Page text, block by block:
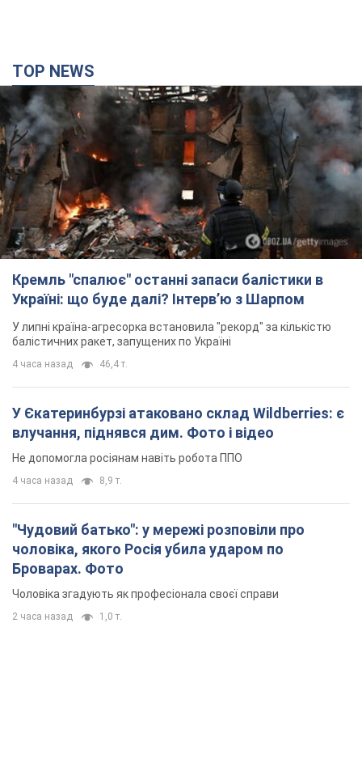
TOP NEWS
Кремль "спалює" останні запаси балістики в
Україні: що буде далі? Інтерв’ю з Шарпом
У липні країна-агресорка встановила "рекорд" за кількістю
балістичних ракет, запущених по Україні
4 часа назад 46,4 т.
У Єкатеринбурзі атаковано склад Wildberries: є
влучання, піднявся дим. Фото і відео
Не допомогла росіянам навіть робота ППО
4 часа назад 8,9 т.
"Чудовий батько": у мережі розповіли про
чоловіка, якого Росія убила ударом по
Броварах. Фото
Чоловіка згадують як професіонала своєї справи
2 часа назад 1,0 т.